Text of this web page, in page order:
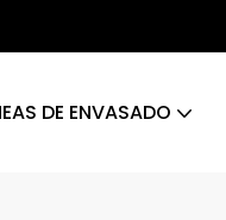
DE ENVASADO